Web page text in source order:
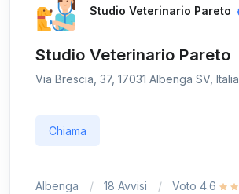
Studio Veterinario Pareto
Studio Veterinario Pareto
Via Brescia, 37, 17031 Albenga SV, Italia
Chiama
Albenga 18 Avvisi
Voto 4.6